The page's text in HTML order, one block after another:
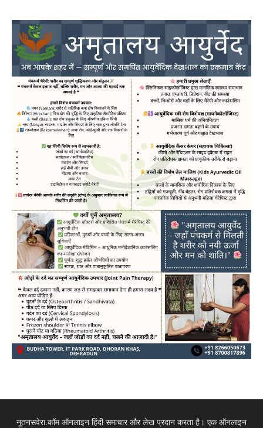
नूतनसवेरा.कॉम ऑनलाइन हिंदी समाचार और लेख प्रदान करता है। एक ऑनलाइन